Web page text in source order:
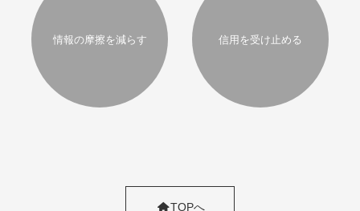
情報の摩擦を減らす 信用を受け止める
TOPへ